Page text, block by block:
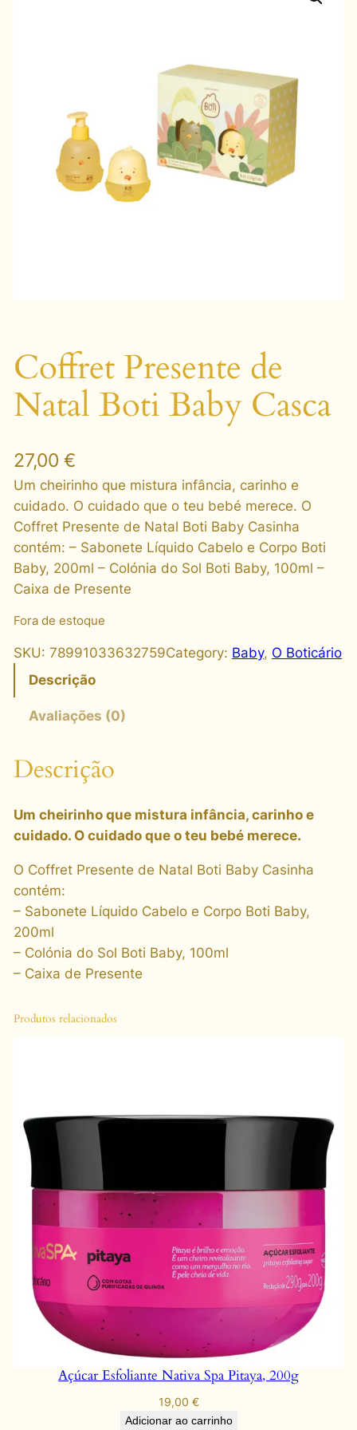
Coffret Presente de
Natal Boti Baby Casca
27,00 €
Um cheirinho que mistura infância, carinho e
cuidado. O cuidado que o teu bebé merece. O
Coffret Presente de Natal Boti Baby Casinha
contém: – Sabonete Líquido Cabelo e Corpo Boti
Baby, 200ml – Colónia do Sol Boti Baby, 100ml –
Caixa de Presente
Fora de estoque
SKU: 78991033632759Category: Baby, O Boticário
Descrição
Avaliações (0)
Descrição
Um cheirinho que mistura infância, carinho e
cuidado. O cuidado que o teu bebé merece.
O Coffret Presente de Natal Boti Baby Casinha
contém:
– Sabonete Líquido Cabelo e Corpo Boti Baby,
200ml
– Colónia do Sol Boti Baby, 100ml
– Caixa de Presente
Produtos relacionados
Açúcar Esfoliante Nativa Spa Pitaya, 200g
19,00 €
Adicionar ao carrinho